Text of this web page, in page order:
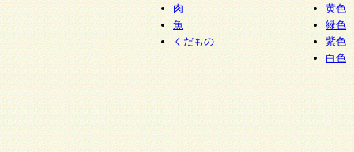
肉
魚
くだもの
黄色
緑色
紫色
白色